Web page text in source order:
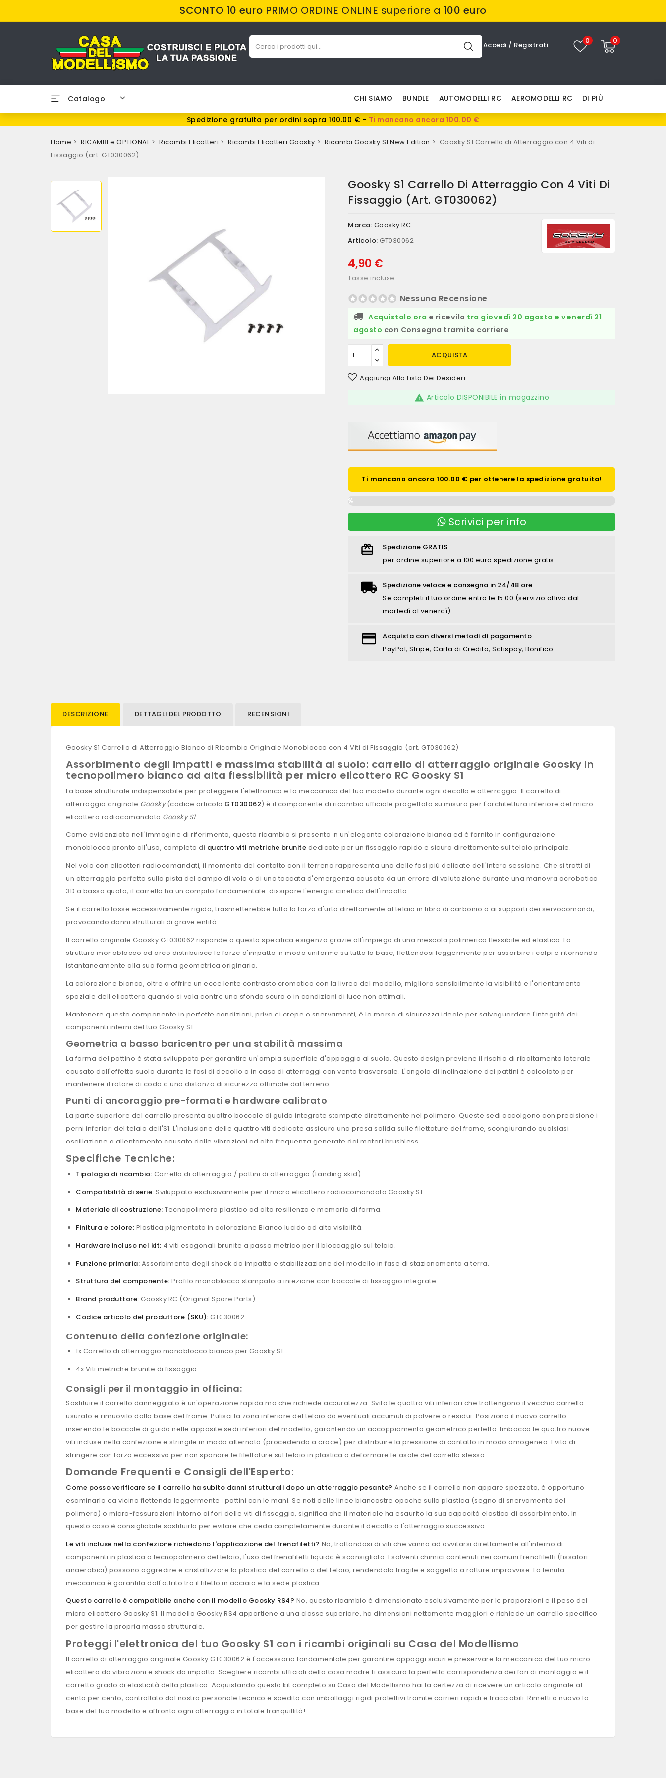
SCONTO 10 euro PRIMO ORDINE ONLINE superiore a 100 euro
0
0
Accedi / Registrati
Catalogo CHI SIAMO BUNDLE AUTOMODELLI RC AEROMODELLI RC DI PIÙ
Spedizione gratuita per ordini sopra 100.00 € - Ti mancano ancora 100.00 €
Home RICAMBI e OPTIONAL Ricambi Elicotteri Ricambi Elicotteri Goosky Ricambi Goosky S1 New Edition
Goosky S1 Carrello di Atterraggio con 4 Viti di
Fissaggio (art. GT030062)
Goosky S1 Carrello Di Atterraggio Con 4 Viti Di
Fissaggio (art. GT030062)
Marca: Goosky RC
Articolo: GT030062
4,90 €
Tasse incluse
Nessuna Recensione
Acquistalo ora e ricevilo tra giovedì 20 agosto e venerdì 21
agosto con Consegna tramite corriere
ACQUISTA
Aggiungi Alla Lista Dei Desideri
 Articolo DISPONIBILE in magazzino
Ti mancano ancora 100.00 € per ottenere la spedizione gratuita!
0%
Scrivici per info
Spedizione GRATIS
per ordine superiore a 100 euro spedizione gratis
Spedizione veloce e consegna in 24/48 ore
Se completi il tuo ordine entro le 15:00 (servizio attivo dal
martedì al venerdì)
Acquista con diversi metodi di pagamento
PayPal, Stripe, Carta di Credito, Satispay, Bonifico
DESCRIZIONE DETTAGLI DEL PRODOTTO RECENSIONI
Goosky S1 Carrello di Atterraggio Bianco di Ricambio Originale Monoblocco con 4 Viti di Fissaggio (art. GT030062)
Assorbimento degli impatti e massima stabilità al suolo: carrello di atterraggio originale Goosky in
tecnopolimero bianco ad alta flessibilità per micro elicottero RC Goosky S1
La base strutturale indispensabile per proteggere l'elettronica e la meccanica del tuo modello durante ogni decollo e atterraggio. Il carrello di
atterraggio originale Goosky(codice articolo GT030062) è il componente di ricambio ufficiale progettato su misura per l'architettura inferiore del micro
elicottero radiocomandato Goosky S1.
Come evidenziato nell'immagine di riferimento, questo ricambio si presenta in un'elegante colorazione bianca ed è fornito in configurazione
monoblocco pronto all'uso, completo di quattro viti metriche brunite dedicate per un fissaggio rapido e sicuro direttamente sul telaio principale.
Nel volo con elicotteri radiocomandati, il momento del contatto con il terreno rappresenta una delle fasi più delicate dell'intera sessione. Che si tratti di
un atterraggio perfetto sulla pista del campo di volo o di una toccata d'emergenza causata da un errore di valutazione durante una manovra acrobatica
3D a bassa quota, il carrello ha un compito fondamentale: dissipare l'energia cinetica dell'impatto.
Se il carrello fosse eccessivamente rigido, trasmetterebbe tutta la forza d'urto direttamente al telaio in fibra di carbonio o ai supporti dei servocomandi,
provocando danni strutturali di grave entità.
Il carrello originale Goosky GT030062 risponde a questa specifica esigenza grazie all'impiego di una mescola polimerica flessibile ed elastica. La
struttura monoblocco ad arco distribuisce le forze d'impatto in modo uniforme su tutta la base, flettendosi leggermente per assorbire i colpi e ritornando
istantaneamente alla sua forma geometrica originaria.
La colorazione bianca, oltre a offrire un eccellente contrasto cromatico con la livrea del modello, migliora sensibilmente la visibilità e l'orientamento
spaziale dell'elicottero quando si vola contro uno sfondo scuro o in condizioni di luce non ottimali.
Mantenere questo componente in perfette condizioni, privo di crepe o snervamenti, è la morsa di sicurezza ideale per salvaguardare l'integrità dei
componenti interni del tuo Goosky S1.
Geometria a basso baricentro per una stabilità massima
La forma del pattino è stata sviluppata per garantire un'ampia superficie d'appoggio al suolo. Questo design previene il rischio di ribaltamento laterale
causato dall'effetto suolo durante le fasi di decollo o in caso di atterraggi con vento trasversale. L'angolo di inclinazione dei pattini è calcolato per
mantenere il rotore di coda a una distanza di sicurezza ottimale dal terreno.
Punti di ancoraggio pre-formati e hardware calibrato
La parte superiore del carrello presenta quattro boccole di guida integrate stampate direttamente nel polimero. Queste sedi accolgono con precisione i
perni inferiori del telaio dell'S1. L'inclusione delle quattro viti dedicate assicura una presa solida sulle filettature del frame, scongiurando qualsiasi
oscillazione o allentamento causato dalle vibrazioni ad alta frequenza generate dai motori brushless.
Specifiche Tecniche:
Tipologia di ricambio: Carrello di atterraggio / pattini di atterraggio (Landing skid).
Compatibilità di serie: Sviluppato esclusivamente per il micro elicottero radiocomandato Goosky S1.
Materiale di costruzione: Tecnopolimero plastico ad alta resilienza e memoria di forma.
Finitura e colore: Plastica pigmentata in colorazione Bianco lucido ad alta visibilità.
Hardware incluso nel kit: 4 viti esagonali brunite a passo metrico per il bloccaggio sul telaio.
Funzione primaria: Assorbimento degli shock da impatto e stabilizzazione del modello in fase di stazionamento a terra.
Struttura del componente: Profilo monoblocco stampato a iniezione con boccole di fissaggio integrate.
Brand produttore: Goosky RC (Original Spare Parts).
Codice articolo del produttore (SKU): GT030062.
Contenuto della confezione originale:
1x Carrello di atterraggio monoblocco bianco per Goosky S1.
4x Viti metriche brunite di fissaggio.
Consigli per il montaggio in officina:
Sostituire il carrello danneggiato è un'operazione rapida ma che richiede accuratezza. Svita le quattro viti inferiori che trattengono il vecchio carrello
usurato e rimuovilo dalla base del frame. Pulisci la zona inferiore del telaio da eventuali accumuli di polvere o residui. Posiziona il nuovo carrello
inserendo le boccole di guida nelle apposite sedi inferiori del modello, garantendo un accoppiamento geometrico perfetto. Imbocca le quattro nuove
viti incluse nella confezione e stringile in modo alternato (procedendo a croce) per distribuire la pressione di contatto in modo omogeneo. Evita di
stringere con forza eccessiva per non spanare le filettature sul telaio in plastica o deformare le asole del carrello stesso.
Domande Frequenti e Consigli dell'Esperto:
Come posso verificare se il carrello ha subito danni strutturali dopo un atterraggio pesante? Anche se il carrello non appare spezzato, è opportuno
esaminarlo da vicino flettendo leggermente i pattini con le mani. Se noti delle linee biancastre opache sulla plastica (segno di snervamento del
polimero) o micro-fessurazioni intorno ai fori delle viti di fissaggio, significa che il materiale ha esaurito la sua capacità elastica di assorbimento. In
questo caso è consigliabile sostituirlo per evitare che ceda completamente durante il decollo o l'atterraggio successivo.
Le viti incluse nella confezione richiedono l'applicazione del frenafiletti? No, trattandosi di viti che vanno ad avvitarsi direttamente all'interno di
componenti in plastica o tecnopolimero del telaio, l'uso del frenafiletti liquido è sconsigliato. I solventi chimici contenuti nei comuni frenafiletti (fissatori
anaerobici) possono aggredire e cristallizzare la plastica del carrello o del telaio, rendendola fragile e soggetta a rotture improvvise. La tenuta
meccanica è garantita dall'attrito tra il filetto in acciaio e la sede plastica.
Questo carrello è compatibile anche con il modello Goosky RS4? No, questo ricambio è dimensionato esclusivamente per le proporzioni e il peso del
micro elicottero Goosky S1. Il modello Goosky RS4 appartiene a una classe superiore, ha dimensioni nettamente maggiori e richiede un carrello specifico
per gestire la propria massa strutturale.
Proteggi l'elettronica del tuo Goosky S1 con i ricambi originali su Casa del Modellismo
Il carrello di atterraggio originale Goosky GT030062 è l'accessorio fondamentale per garantire appoggi sicuri e preservare la meccanica del tuo micro
elicottero da vibrazioni e shock da impatto. Scegliere ricambi ufficiali della casa madre ti assicura la perfetta corrispondenza dei fori di montaggio e il
corretto grado di elasticità della plastica. Acquistando questo kit completo su Casa del Modellismo hai la certezza di ricevere un articolo originale al
cento per cento, controllato dal nostro personale tecnico e spedito con imballaggi rigidi protettivi tramite corrieri rapidi e tracciabili. Rimetti a nuovo la
base del tuo modello e affronta ogni atterraggio in totale tranquillità!